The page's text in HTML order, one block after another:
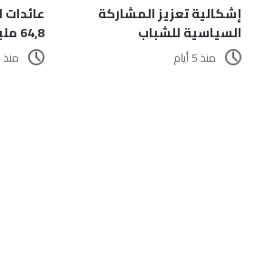
إشكالية تعزيز المشاركة
السياسية للشباب
منذ 5 أيام
64,8 مليار درهم
منذ 5 أيام